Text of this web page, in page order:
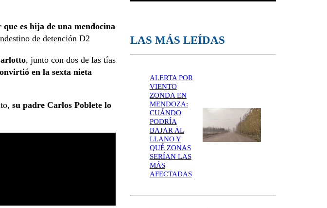
que es hija de una mendocina
de detención D2
, junto con dos de las tías
en la sexta nieta
su padre Carlos Poblete lo
LAS MÁS LEÍDAS
ALERTA POR
VIENTO
ZONDA EN
MENDOZA:
CUÁNDO
PODRÍA
BAJAR AL
LLANO Y
QUÉ ZONAS
SERÍAN LAS
MÁS
AFECTADAS